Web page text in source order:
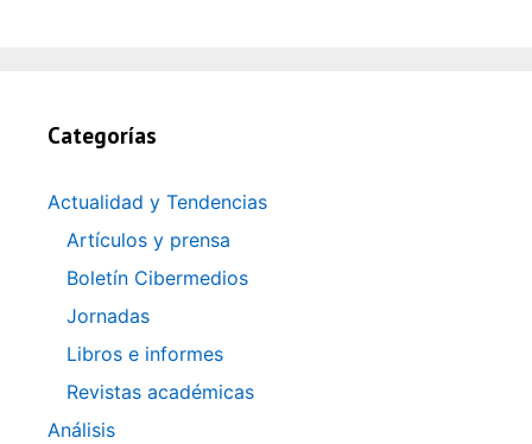
Categorías
Actualidad y Tendencias
Artículos y prensa
Boletín Cibermedios
Jornadas
Libros e informes
Revistas académicas
Análisis